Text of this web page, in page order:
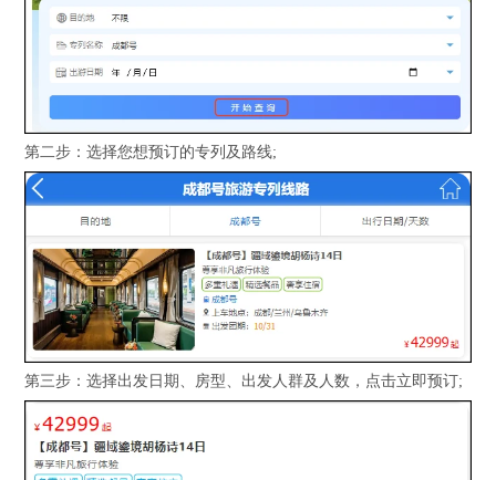
第二步：选择您想预订的专列及路线;
第三步：选择出发日期、房型、出发人群及人数，点击立即预订;